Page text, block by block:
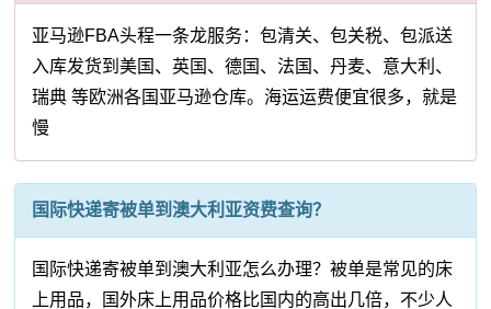
亚马逊FBA头程一条龙服务：包清关、包关税、包派送
入库发货到美国、英国、德国、法国、丹麦、意大利、
瑞典 等欧洲各国亚马逊仓库。海运运费便宜很多，就是
慢
国际快递寄被单到澳大利亚资费查询？
国际快递寄被单到澳大利亚怎么办理？被单是常见的床
上用品，国外床上用品价格比国内的高出几倍，不少人